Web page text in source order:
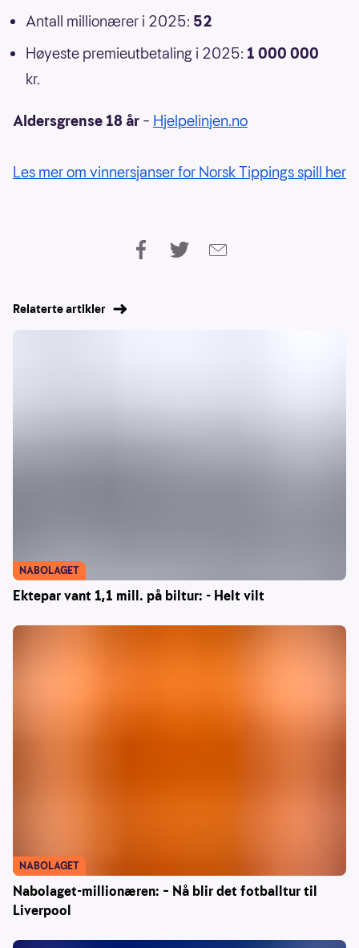
Antall millionærer i 2025: 52
Høyeste premieutbetaling i 2025: 1 000 000
kr.
Aldersgrense 18 år – Hjelpelinjen.no
Les mer om vinnersjanser for Norsk Tippings spill her
Relaterte artikler
Ektepar vant 1,1 mill. på biltur: - Helt vilt
NABOLAGET
Nabolaget-millionæren: – Nå blir det fotballtur til
Liverpool
NABOLAGET